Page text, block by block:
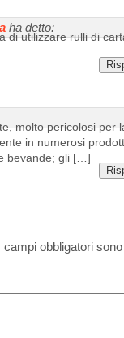
ha detto:
di utilizzare rulli di
molto pericolosi per
in numerosi
bevande; gli […]
I campi obbligatori sono